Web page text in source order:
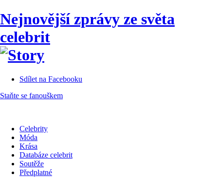
Nejnovější zprávy ze světa
celebrit
Sdílet na Facebooku
Staňte se fanouškem
Celebrity
Móda
Krása
Databáze celebrit
Soutěže
Předplatné